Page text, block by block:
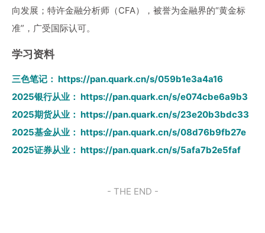
向发展；特许金融分析师（CFA），被誉为金融界的“黄金标
准”，广受国际认可。
学习资料
三色笔记： https://pan.quark.cn/s/059b1e3a4a16
2025银行从业： https://pan.quark.cn/s/e074cbe6a9b3
2025期货从业： https://pan.quark.cn/s/23e20b3bdc33
2025基金从业： https://pan.quark.cn/s/08d76b9fb27e
2025证券从业： https://pan.quark.cn/s/5afa7b2e5faf
- THE END -